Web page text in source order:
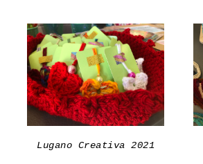
Lugano Creativa 2021